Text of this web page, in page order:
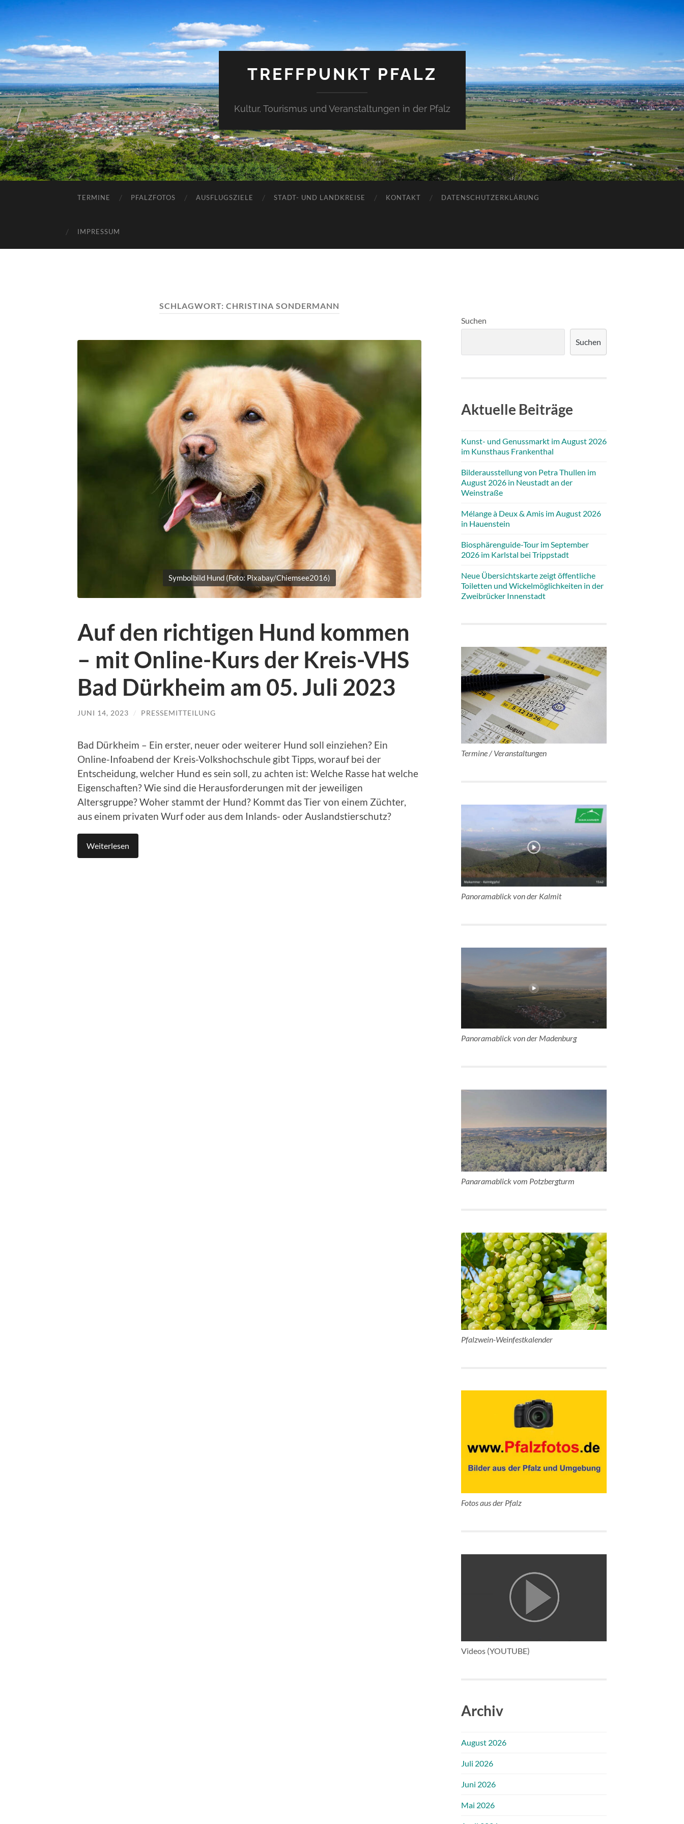
TREFFPUNKT PFALZ
Kultur, Tourismus und Veranstaltungen in der Pfalz
TERMINE PFALZFOTOS AUSFLUGSZIELE STADT- UND LANDKREISE KONTAKT DATENSCHUTZERKLÄRUNG
IMPRESSUM
SCHLAGWORT: CHRISTINA SONDERMANN
Symbolbild Hund (Foto: Pixabay/Chiemsee2016)
Auf den richtigen Hund kommen
– mit Online-Kurs der Kreis-VHS
Bad Dürkheim am 05. Juli 2023
JUNI 14, 2023 / PRESSEMITTEILUNG
Bad Dürkheim – Ein erster, neuer oder weiterer Hund soll einziehen? Ein
Online-Infoabend der Kreis-Volkshochschule gibt Tipps, worauf bei der
Entscheidung, welcher Hund es sein soll, zu achten ist: Welche Rasse hat welche
Eigenschaften? Wie sind die Herausforderungen mit der jeweiligen
Altersgruppe? Woher stammt der Hund? Kommt das Tier von einem Züchter,
aus einem privaten Wurf oder aus dem Inlands- oder Auslandstierschutz?
Weiterlesen
Suchen
Suchen
Aktuelle Beiträge
Kunst- und Genussmarkt im August 2026
im Kunsthaus Frankenthal
Bilderausstellung von Petra Thullen im
August 2026 in Neustadt an der
Weinstraße
Mélange à Deux & Amis im August 2026
in Hauenstein
Biosphärenguide-Tour im September
2026 im Karlstal bei Trippstadt
Neue Übersichtskarte zeigt öffentliche
Toiletten und Wickelmöglichkeiten in der
Zweibrücker Innenstadt
Termine / Veranstaltungen
Panoramablick von der Kalmit
Panoramablick von der Madenburg
Panaramablick vom Potzbergturm
Pfalzwein-Weinfestkalender
Fotos aus der Pfalz
Videos (YOUTUBE)
Archiv
August 2026
Juli 2026
Juni 2026
Mai 2026